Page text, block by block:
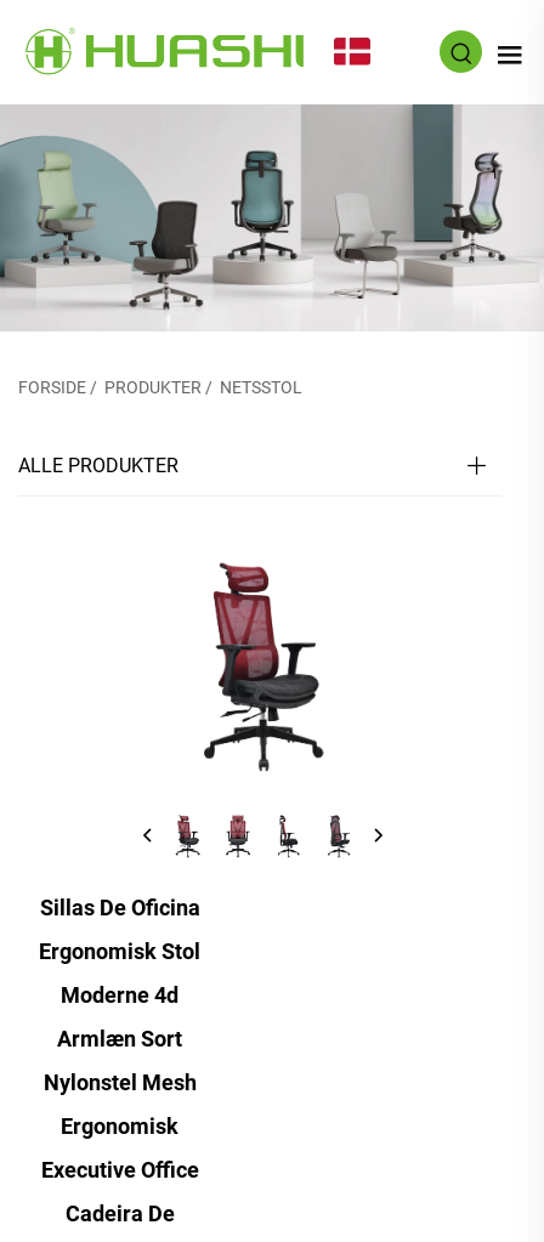
FORSIDE / PRODUKTER / NETSSTOL
ALLE PRODUKTER
Sillas De Oficina
Ergonomisk Stol
Moderne 4d
Armlæn Sort
Nylonstel Mesh
Ergonomisk
Executive Office
Cadeira De